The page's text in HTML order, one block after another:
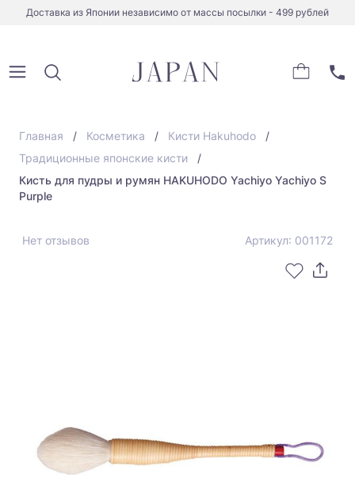
Доставка из Японии независимо от массы посылки - 499 рублей
Главная Косметика
Кисти Hakuhodo
Традиционные японские кисти
Кисть для пудры и румян HAKUHODO Yachiyo Yachiyo S
Purple
Нет отзывов Артикул: 001172